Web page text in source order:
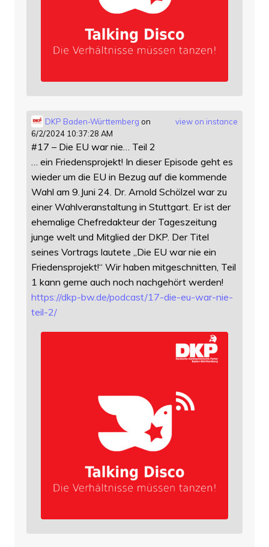
view on instance
DKP Baden-Württemberg on
6/2/2024 10:37:28 AM
#17 – Die EU war nie… Teil 2
… ein Friedensprojekt! In dieser Episode geht es
wieder um die EU in Bezug auf die kommende
Wahl am 9.Juni 24. Dr. Arnold Schölzel war zu
einer Wahlveranstaltung in Stuttgart. Er ist der
ehemalige Chefredakteur der Tageszeitung
junge welt und Mitglied der DKP. Der Titel
seines Vortrags lautete „Die EU war nie ein
Friedensprojekt!“ Wir haben mitgeschnitten, Teil
1 kann gerne auch noch nachgehört werden!
https://dkp-bw.de/podcast/17-die-eu-war-nie-
teil-2/